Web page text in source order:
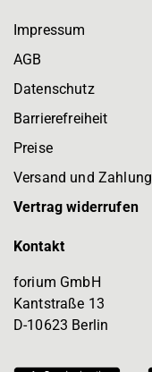
Impressum
AGB
Datenschutz
Barrierefreiheit
Preise
Versand und Zahlung
Vertrag widerrufen
Kontakt
forium GmbH
Kantstraße 13
D-10623 Berlin